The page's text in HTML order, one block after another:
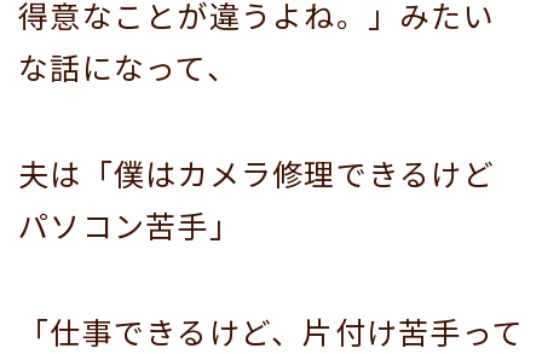
得意なことが違うよね。」みたい
な話になって、
夫は「僕はカメラ修理できるけど
パソコン苦手」
「仕事できるけど、片付け苦手って